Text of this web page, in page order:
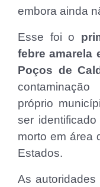
embora ainda
Esse foi o
febre amarela
Poços de
próprio
ser
morto em área
Estados.
As